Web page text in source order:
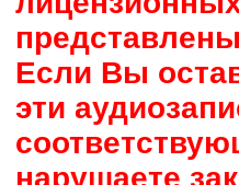
Eсли Вы
эти